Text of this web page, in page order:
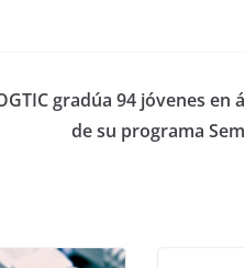
gradúa 94 jóvenes en
de su programa